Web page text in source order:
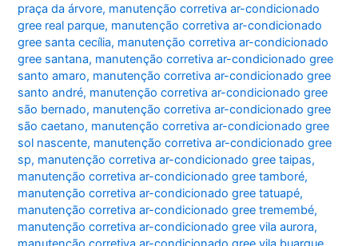
praça da árvore, manutenção corretiva ar-condicionado
gree real parque, manutenção corretiva ar-condicionado
gree santa cecília, manutenção corretiva ar-condicionado
gree santana, manutenção corretiva ar-condicionado gree
santo amaro, manutenção corretiva ar-condicionado gree
santo andré, manutenção corretiva ar-condicionado gree
são bernado, manutenção corretiva ar-condicionado gree
são caetano, manutenção corretiva ar-condicionado gree
sol nascente, manutenção corretiva ar-condicionado gree
sp, manutenção corretiva ar-condicionado gree taipas,
manutenção corretiva ar-condicionado gree tamboré,
manutenção corretiva ar-condicionado gree tatuapé,
manutenção corretiva ar-condicionado gree tremembé,
manutenção corretiva ar-condicionado gree vila aurora,